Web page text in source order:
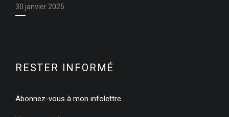
30 janvier 2025
RESTER INFORMÉ
Abonnez-vous à mon infolettre